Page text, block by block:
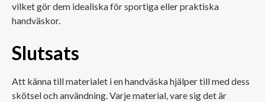
vilket gör dem idealiska för sportiga eller praktiska
handväskor.
Slutsats
Att känna till materialet i en handväska hjälper till med dess
skötsel och användning. Varje material, vare sig det är